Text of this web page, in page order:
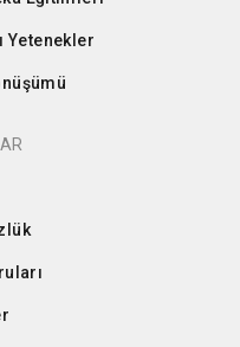
Yetenekler